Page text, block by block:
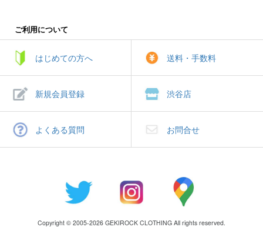
ご利用について
はじめての方へ 送料・手数料
新規会員登録 渋谷店
よくある質問 お問合せ
Copyright © 2005-2026 GEKIROCK CLOTHING All rights reserved.